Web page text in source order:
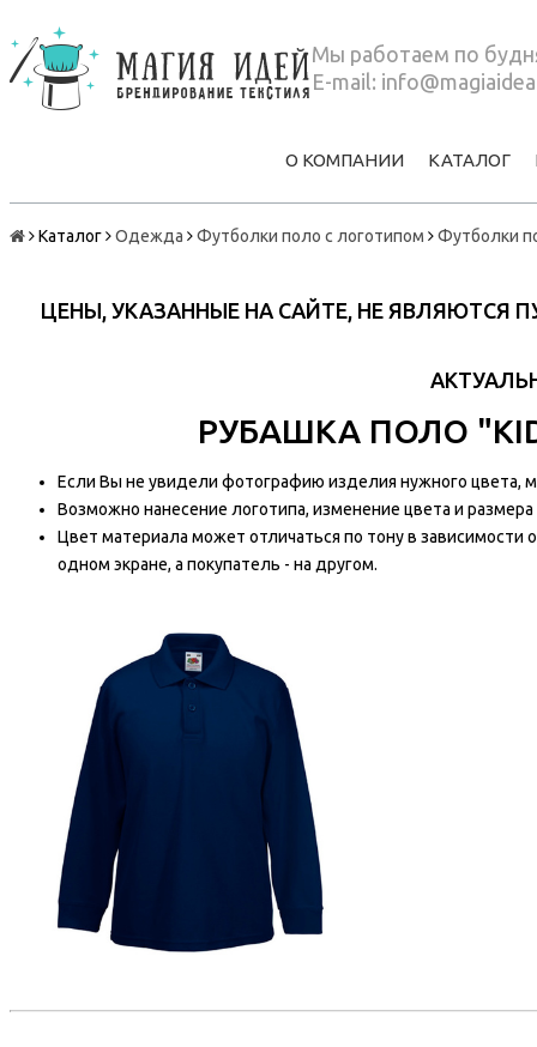
Мы работаем по
E-mail:
О КОМПАНИИ КАТАЛОГ
Каталог Одежда Футболки поло с логотипом Футболки
ЦЕНЫ, УКАЗАННЫЕ НА САЙТЕ, НЕ
РУБАШКА ПОЛО
Если Вы не увидели фотографию изделия нужного цвета,
Возможно нанесение логотипа, изменение цвета и
Цвет материала может отличаться по тону в зависимости
одном экране, а покупатель - на другом.